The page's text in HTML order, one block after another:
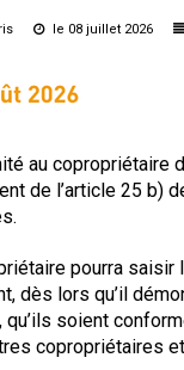
sa quote -partParties
Syndicat de
Marchands
copropriété
le 08 juillet 2026
au copropriétaire
de l’article 25 b)
pourra
dès lors qu’il
soient
copropriétaires